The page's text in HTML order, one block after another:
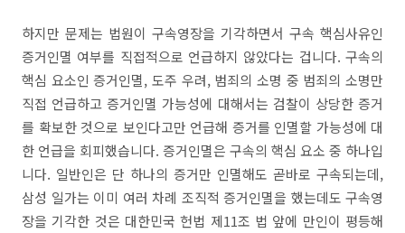
하지만 문제는 법원이 구속영장을 기각하면서 구속 핵심사유인
증거인멸 여부를 직접적으로 언급하지 않았다는 겁니다. 구속의
핵심 요소인 증거인멸, 도주 우려, 범죄의 소명 중 범죄의 소명만
직접 언급하고 증거인멸 가능성에 대해서는 검찰이 상당한 증거
를 확보한 것으로 보인다고만 언급해 증거를 인멸할 가능성에 대
한 언급을 회피했습니다. 증거인멸은 구속의 핵심 요소 중 하나입
니다. 일반인은 단 하나의 증거만 인멸해도 곧바로 구속되는데,
삼성 일가는 이미 여러 차례 조직적 증거인멸을 했는데도 구속영
장을 기각한 것은 대한민국 헌법 제11조 법 앞에 만인이 평등해